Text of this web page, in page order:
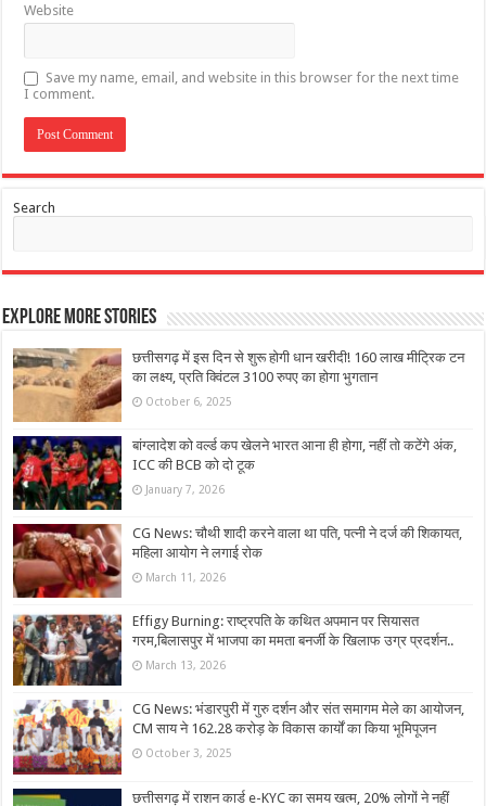
Website
Save my name, email, and website in this browser for the next time
I comment.
Search
Explore More Stories
छत्तीसगढ़ में इस दिन से शुरू होगी धान खरीदी! 160 लाख मीट्रिक टन
का लक्ष्य, प्रति क्विंटल 3100 रुपए का होगा भुगतान
October 6, 2025
बांग्लादेश को वर्ल्ड कप खेलने भारत आना ही होगा, नहीं तो कटेंगे अंक,
ICC की BCB को दो टूक
January 7, 2026
CG News: चौथी शादी करने वाला था पति, पत्नी ने दर्ज की शिकायत,
महिला आयोग ने लगाई रोक
March 11, 2026
Effigy Burning: राष्ट्रपति के कथित अपमान पर सियासत
गरम,बिलासपुर में भाजपा का ममता बनर्जी के खिलाफ उग्र प्रदर्शन..
March 13, 2026
CG News: भंडारपुरी में गुरु दर्शन और संत समागम मेले का आयोजन,
CM साय ने 162.28 करोड़ के विकास कार्यों का किया भूमिपूजन
October 3, 2025
छत्तीसगढ़ में राशन कार्ड e-KYC का समय खत्म, 20% लोगों ने नहीं